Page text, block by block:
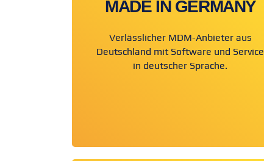
MADE IN GERMANY
Verlässlicher MDM-Anbieter aus
Deutschland mit Software und Service
in deutscher Sprache.